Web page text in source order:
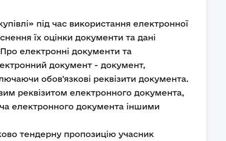
під час використання електронної
їх оцінки документи та дані
електронні документи та
документ - документ,
обов'язкові реквізити документа.
реквізитом електронного документа,
електронного документа іншими
тендерну пропозицію учасник